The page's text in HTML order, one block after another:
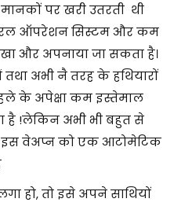
पर खरी उतरती थी
ऑपरेशन सिस्टम और कम
और अपनाया जा सकता है।
अभी नै तरह के हथियारों
के अपेक्षा कम इस्तेमाल
है !लेकिन अभी भी बहुत से
इस वेअप्न को एक आटोमेटिक
हो, तो इसे अपने साथियों